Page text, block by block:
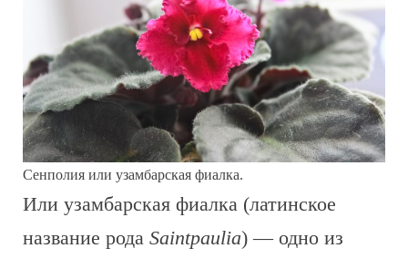
Сенполия или узамбарская фиалка.
Или узамбарская фиалка (латинское
название рода Saintpaulia) — одно из